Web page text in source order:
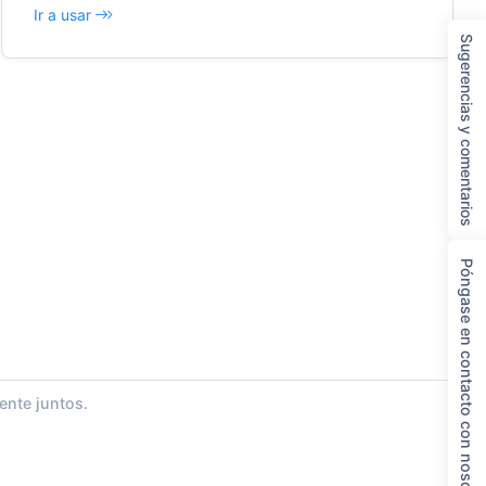
ación de imágenes con un solo clic e inserte fácilment
Ir a usar
Sugerencias y comentarios
Póngase en contacto con nosotros